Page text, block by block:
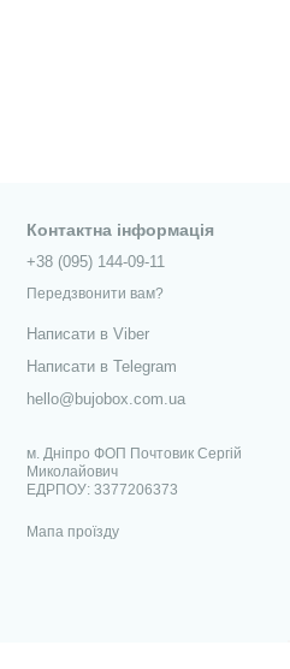
Контактна інформація
+38 (095) 144-09-11
Передзвонити вам?
Написати в Viber
Написати в Telegram
hello@bujobox.com.ua
м. Дніпро ФОП Почтовик Сергій
Миколайович
ЕДРПОУ: 3377206373
Мапа проїзду